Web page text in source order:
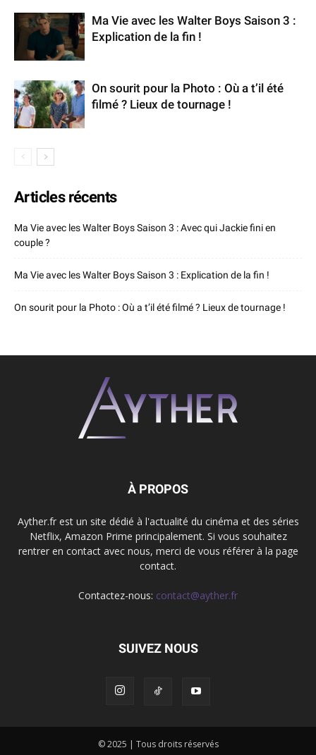
Ma Vie avec les Walter Boys Saison 3 :
Explication de la fin !
On sourit pour la Photo : Où a t’il été
filmé ? Lieux de tournage !
Articles récents
Ma Vie avec les Walter Boys Saison 3 : Avec qui Jackie fini en
couple ?
Ma Vie avec les Walter Boys Saison 3 : Explication de la fin !
On sourit pour la Photo : Où a t’il été filmé ? Lieux de tournage !
À PROPOS
Ayther.fr est un site dédié à l'actualité du cinéma et des séries
Netflix, Amazon Prime principalement. Si vous souhaitez
rentrer en contact avec nous, merci de vous référer à la page
contact.
Contactez-nous: contact@ayther.fr
SUIVEZ NOUS
© 2025 | Tous droits réservés